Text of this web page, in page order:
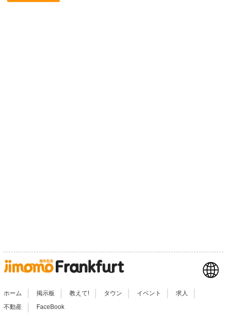
ホーム 掲示板 教えて! タウン イベント 求人
不動産 FaceBook